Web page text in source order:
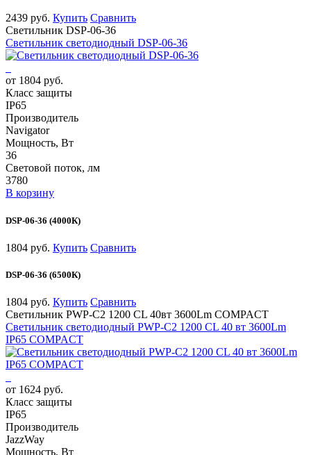
2439 руб. Купить Сравнить
Светильник DSP-06-36
Светильник светодиодный DSP-06-36
от 1804 руб.
Класс защиты
IP65
Производитель
Navigator
Мощность, Вт
36
Световой поток, лм
3780
В корзину
DSP-06-36 (4000К)
1804 руб. Купить Сравнить
DSP-06-36 (6500К)
1804 руб. Купить Сравнить
Светильник PWP-С2 1200 CL 40вт 3600Lm COMPACT
Светильник светодиодный PWP-С2 1200 CL 40 вт 3600Lm
IP65 COMPACT
от 1624 руб.
Класс защиты
IP65
Производитель
JazzWay
Мощность, Вт